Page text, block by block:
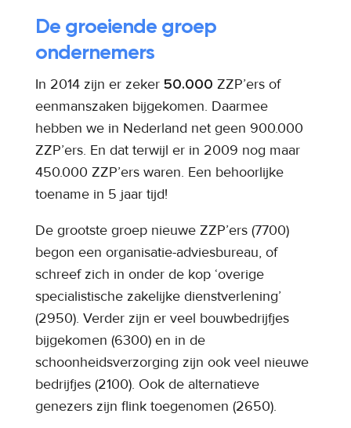
De groeiende groep
ondernemers
In 2014 zijn er zeker 50.000 ZZP’ers of
eenmanszaken bijgekomen. Daarmee
hebben we in Nederland net geen 900.000
ZZP’ers. En dat terwijl er in 2009 nog maar
450.000 ZZP’ers waren. Een behoorlijke
toename in 5 jaar tijd!
De grootste groep nieuwe ZZP’ers (7700)
begon een organisatie-adviesbureau, of
schreef zich in onder de kop ‘overige
specialistische zakelijke dienstverlening’
(2950). Verder zijn er veel bouwbedrijfjes
bijgekomen (6300) en in de
schoonheidsverzorging zijn ook veel nieuwe
bedrijfjes (2100). Ook de alternatieve
genezers zijn flink toegenomen (2650).